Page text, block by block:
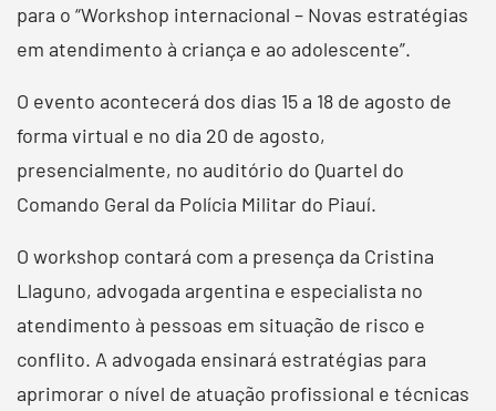
para o “Workshop internacional – Novas estratégias
em atendimento à criança e ao adolescente”.
O evento acontecerá dos dias 15 a 18 de agosto de
forma virtual e no dia 20 de agosto,
presencialmente, no auditório do Quartel do
Comando Geral da Polícia Militar do Piauí.
O workshop contará com a presença da Cristina
Llaguno, advogada argentina e especialista no
atendimento à pessoas em situação de risco e
conflito. A advogada ensinará estratégias para
aprimorar o nível de atuação profissional e técnicas